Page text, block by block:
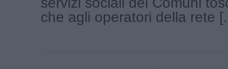
che agli operatori della rete